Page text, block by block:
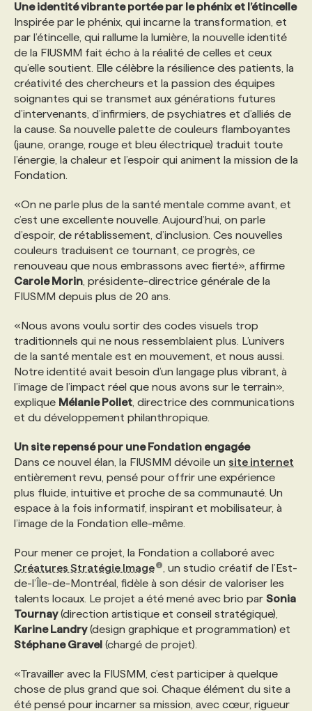
NOS TARIFS
PROGRAMMES DE SUBVENTIONS
FAQ
ANNONCEZ AVEC NOUS
ANNONCEZ AVEC NOUS
Une identité vibrante portée par le phénix et l’étincelle
Inspirée par le phénix, qui incarne la transformation, et
par l’étincelle, qui rallume la lumière, la nouvelle identité
de la FIUSMM fait écho à la réalité de celles et ceux
qu’elle soutient. Elle célèbre la résilience des patients, la
créativité des chercheurs et la passion des équipes
soignantes qui se transmet aux générations futures
d’intervenants, d’infirmiers, de psychiatres et d’alliés de
la cause. Sa nouvelle palette de couleurs flamboyantes
(jaune, orange, rouge et bleu électrique) traduit toute
l’énergie, la chaleur et l’espoir qui animent la mission de la
Fondation.
«On ne parle plus de la santé mentale comme avant, et
c’est une excellente nouvelle. Aujourd’hui, on parle
d’espoir, de rétablissement, d’inclusion. Ces nouvelles
couleurs traduisent ce tournant, ce progrès, ce
renouveau que nous embrassons avec fierté», affirme
Carole Morin , présidente-directrice générale de la
FIUSMM depuis plus de 20 ans.
«Nous avons voulu sortir des codes visuels trop
traditionnels qui ne nous ressemblaient plus. L’univers
de la santé mentale est en mouvement, et nous aussi.
Notre identité avait besoin d’un langage plus vibrant, à
l’image de l’impact réel que nous avons sur le terrain»,
explique Mélanie Pollet , directrice des communications
et du développement philanthropique.
Un site repensé pour une Fondation engagée
Dans ce nouvel élan, la FIUSMM dévoile un site internet
entièrement revu, pensé pour offrir une expérience
plus fluide, intuitive et proche de sa communauté. Un
espace à la fois informatif, inspirant et mobilisateur, à
l’image de la Fondation elle-même.
Pour mener ce projet, la Fondation a collaboré avec
Créatures Stratégie Image
, un studio créatif de l’Est-
de-l’Île-de-Montréal, fidèle à son désir de valoriser les
talents locaux. Le projet a été mené avec brio par Sonia
Tournay(direction artistique et conseil stratégique),
Karine Landry(design graphique et programmation) et
Stéphane Gravel (chargé de projet).
«Travailler avec la FIUSMM, c’est participer à quelque
chose de plus grand que soi. Chaque élément du site a
été pensé pour incarner sa mission, avec cœur, rigueur